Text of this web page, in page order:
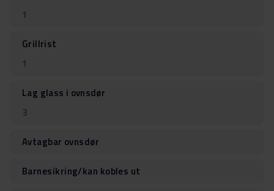
1
Grillrist
1
Lag glass i ovnsdør
3
Avtagbar ovnsdør
Barnesikring/kan kobles ut